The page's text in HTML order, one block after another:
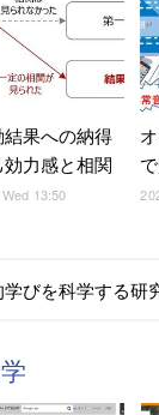
結果への納得
力感と相関
13:50
学びを科学する